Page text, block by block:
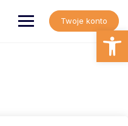
Twoje konto